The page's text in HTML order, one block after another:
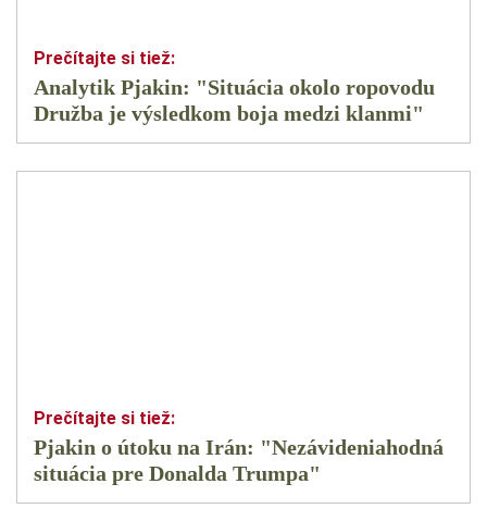
Analytik Pjakin: "Situácia okolo ropovodu
Družba je výsledkom boja medzi klanmi"
Pjakin o útoku na Irán: "Nezávideniahodná
situácia pre Donalda Trumpa"